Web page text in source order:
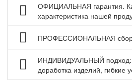
Сейфы
Рабочие стулья
Тележки ручные для перевозки
Колеса и колесные опоры
Аксессуары для сварки
ОФИЦИАЛЬНАЯ гарантия.
характеристика нашей
ПРОФЕССИОНАЛЬНАЯ
ИНДИВИДУАЛЬНЫЙ подход:
доработка изделий, гибкие